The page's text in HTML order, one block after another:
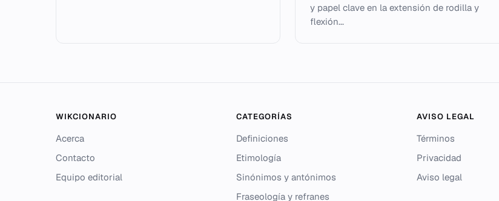
y papel clave en la extensión de rodilla y
flexión...
WIKCIONARIO
Acerca
Contacto
Equipo editorial
CATEGORÍAS
Definiciones
Etimología
Sinónimos y antónimos
Fraseología y refranes
AVISO LEGAL
Términos
Privacidad
Aviso legal